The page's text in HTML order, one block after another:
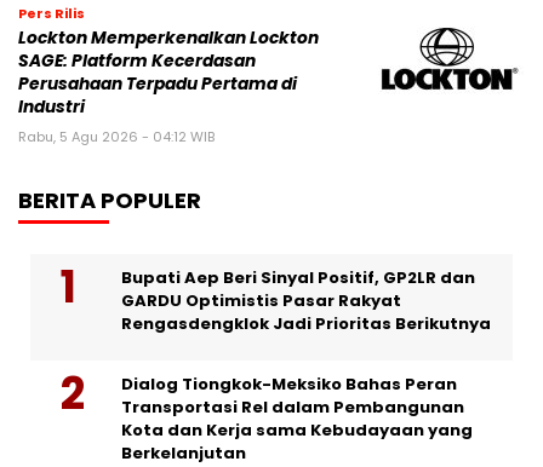
Pers Rilis
Lockton Memperkenalkan Lockton
SAGE: Platform Kecerdasan
Perusahaan Terpadu Pertama di
Industri
Rabu, 5 Agu 2026 - 04:12 WIB
BERITA POPULER
Bupati Aep Beri Sinyal Positif, GP2LR dan
GARDU Optimistis Pasar Rakyat
Rengasdengklok Jadi Prioritas Berikutnya
Dialog Tiongkok-Meksiko Bahas Peran
Transportasi Rel dalam Pembangunan
Kota dan Kerja sama Kebudayaan yang
Berkelanjutan